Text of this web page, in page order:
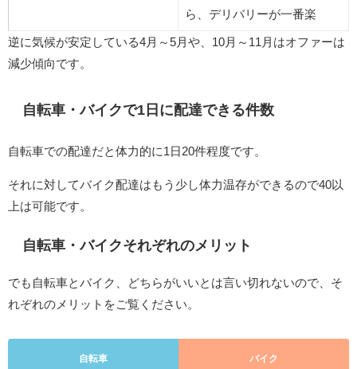
ら、デリバリーが一番楽
逆に気候が安定している4月～5月や、10月～11月はオファーは
減少傾向です。
自転車・バイクで1日に配達できる件数
自転車での配達だと体力的に1日20件程度です。
それに対してバイク配達はもう少し体力温存ができるので40以
上は可能です。
自転車・バイクそれぞれのメリット
でも自転車とバイク、どちらがいいとは言い切れないので、そ
れぞれのメリットをご覧ください。
自転車 バイク